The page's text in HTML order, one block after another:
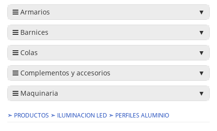
Armarios
Barnices
Colas
Complementos y accesorios
Maquinaria
➣ PRODUCTOS ➣ ILUMINACION LED ➣ PERFILES ALUMINIO